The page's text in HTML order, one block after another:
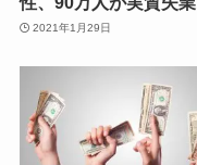
2021年1月29日